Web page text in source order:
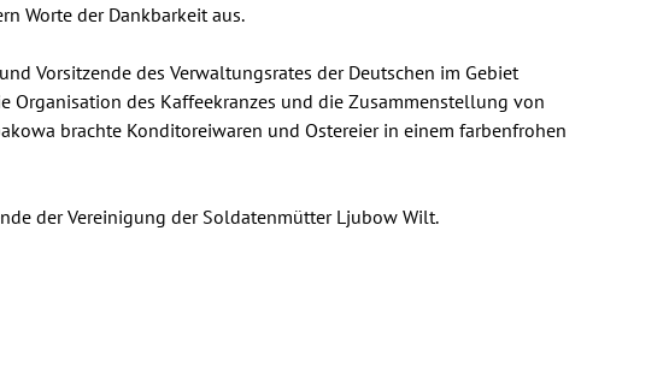
Worte der Dankbarkeit aus.
Vorsitzende des Verwaltungsrates der Deutschen im Gebiet
Organisation des Kaffeekranzes und die Zusammenstellung von
brachte Konditoreiwaren und Ostereier in einem farbenfrohen
der Vereinigung der Soldatenmütter Ljubow Wilt.